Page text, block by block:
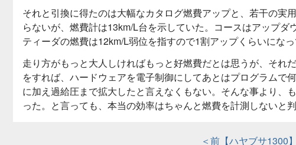
それと引換に得たのは大幅なカタログ燃費アップと、若干の実
らないが、燃費計は13km/L台を示していた。コースはアップ
ティーダの燃費は12km/L弱位を指すので1割アップくらいになっ
走り方がもっと大人しければもっと好燃費だとは思うが、それ
をすれば、ハードウェアを電子制御にしてあとはプログラムで
に加え過給圧まで拡大したと言えなくもない。そんな事より、
った。と言っても、本当の効率はちゃんと燃費を計測しないと判
＜前【ハヤブサ1300】